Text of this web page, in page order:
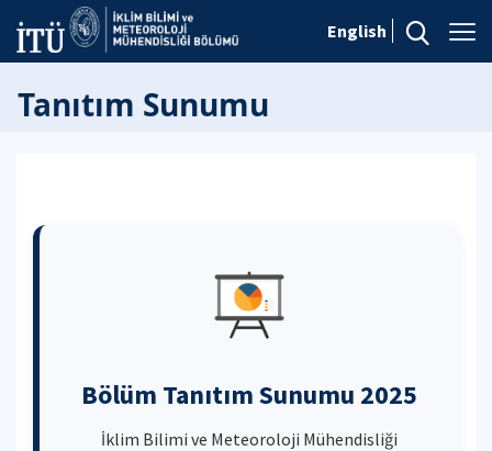
English
Tanıtım Sunumu
Bölüm Tanıtım Sunumu 2025
İklim Bilimi ve Meteoroloji Mühendisliği